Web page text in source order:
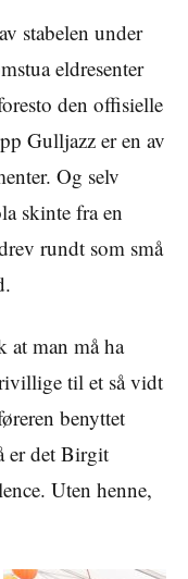
stabelen under
eldresenter
den offisielle
Gulljazz er en av
Og selv
skinte fra en
rundt som små
at man må ha
til et så vidt
benyttet
er det Birgit
Uten henne,